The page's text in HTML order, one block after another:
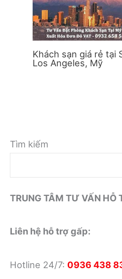
Khách sạn giá rẻ tại
Los Angeles, Mỹ
Tìm kiếm
TRUNG TÂM TƯ VẤN HỖ
Liên hệ hỗ trợ gấp:
Hotline 24/7: 0936 438